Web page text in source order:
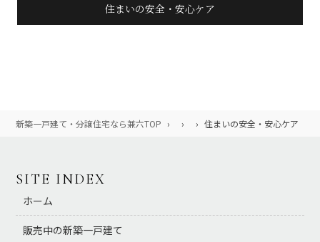
住まいの安全・安心ケア
新築一戸建て・分譲住宅なら兼六TOP › › › 住まいの安全・安心ケア
SITE INDEX
ホーム
販売中の新築一戸建て